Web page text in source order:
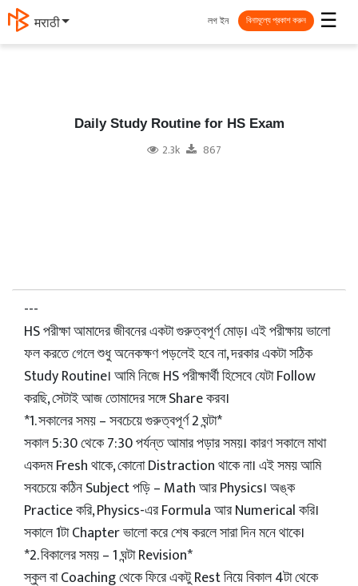
मराठी ☰
লগ ইন বিনামূল্যে প্রকাশ করুন
Daily Study Routine for HS Exam
2.3k 867
---
HS পরীক্ষা আমাদের জীবনের একটা গুরুত্বপূর্ণ মোড়। এই পরীক্ষায় ভালো
ফল করতে গেলে শুধু অনেকক্ষণ পড়লেই হবে না, দরকার একটা সঠিক
Study Routine। আমি নিজে HS পরীক্ষার্থী হিসেবে যেটা Follow
করছি, সেটাই আজ তোমাদের সঙ্গে Share করব।
*1. সকালের সময় – সবচেয়ে গুরুত্বপূর্ণ 2 ঘন্টা*
সকাল 5:30 থেকে 7:30 পর্যন্ত আমার পড়ার সময়। কারণ সকালে মাথা
একদম Fresh থাকে, কোনো Distraction থাকে না। এই সময় আমি
সবচেয়ে কঠিন Subject পড়ি – Math আর Physics। অঙ্ক
Practice করি, Physics-এর Formula আর Numerical করি।
সকালে 1টা Chapter ভালো করে শেষ করলে সারা দিন মনে থাকে।
*2. বিকালের সময় – 1 ঘন্টা Revision*
স্কুল বা Coaching থেকে ফিরে একটু Rest নিয়ে বিকাল 4টা থেকে